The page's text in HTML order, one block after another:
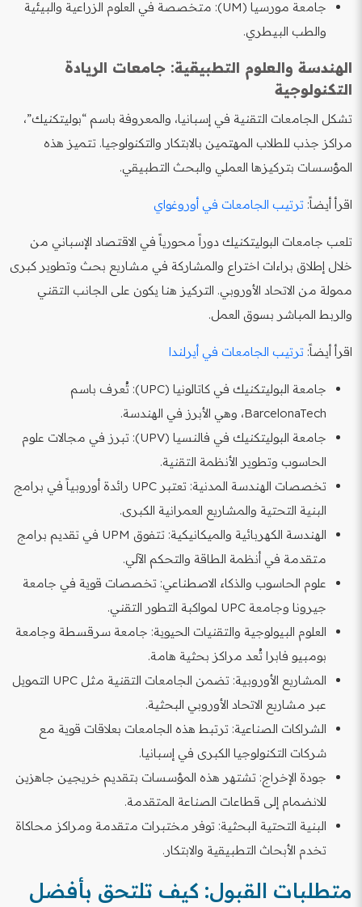
جامعة مورسيا (UM): متخصصة في العلوم الزراعية والبيئية
والطب البيطري.
الهندسة والعلوم التطبيقية: جامعات الريادة
التكنولوجية
تشكل الجامعات التقنية في إسبانيا، والمعروفة باسم “بوليتكنيك”،
مراكز جذب للطلاب المهتمين بالابتكار والتكنولوجيا. تتميز هذه
المؤسسات بتركيزها العملي والبحث التطبيقي.
اقرأ أيضاً: ترتيب الجامعات في أوروغواي
تلعب جامعات البوليتكنيك دوراً محورياً في الاقتصاد الإسباني من
خلال إطلاق براءات اختراع والمشاركة في مشاريع بحث وتطوير كبرى
ممولة من الاتحاد الأوروبي. التركيز هنا يكون على الجانب التقني
والربط المباشر بسوق العمل.
اقرأ أيضاً: ترتيب الجامعات في أيرلندا
جامعة البوليتكنيك في كاتالونيا (UPC): تُعرف باسم
BarcelonaTech، وهي الأبرز في الهندسة.
جامعة البوليتكنيك في فالنسيا (UPV): تبرز في مجالات علوم
الحاسوب وتطوير الأنظمة التقنية.
تخصصات الهندسة المدنية: تعتبر UPC رائدة أوروبياً في برامج
البنية التحتية والمشاريع العمرانية الكبرى.
الهندسة الكهربائية والميكانيكية: تتفوق UPM في تقديم برامج
متقدمة في أنظمة الطاقة والتحكم الآلي.
علوم الحاسوب والذكاء الاصطناعي: تخصصات قوية في جامعة
جيرونا وجامعة UPC لمواكبة التطور التقني.
العلوم البيولوجية والتقنيات الحيوية: جامعة سرقسطة وجامعة
بومبيو فابرا تُعد مراكز بحثية هامة.
المشاريع الأوروبية: تضمن الجامعات التقنية مثل UPC التمويل
عبر مشاريع الاتحاد الأوروبي البحثية.
الشراكات الصناعية: ترتبط هذه الجامعات بعلاقات قوية مع
شركات التكنولوجيا الكبرى في إسبانيا.
جودة الإخراج: تشتهر هذه المؤسسات بتقديم خريجين جاهزين
للانضمام إلى قطاعات الصناعة المتقدمة.
البنية التحتية البحثية: توفر مختبرات متقدمة ومراكز محاكاة
تخدم الأبحاث التطبيقية والابتكار.
متطلبات القبول: كيف تلتحق بأفضل